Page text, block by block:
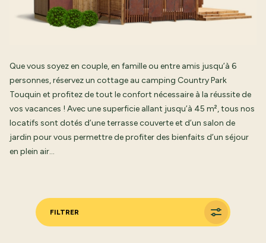
Que vous soyez en couple, en famille ou entre amis jusqu’à 6
personnes, réservez un cottage au camping Country Park
Touquin et profitez de tout le confort nécessaire à la réussite de
vos vacances ! Avec une superficie allant jusqu’à 45 m², tous nos
locatifs sont dotés d’une terrasse couverte et d’un salon de
jardin pour vous permettre de profiter des bienfaits d’un séjour
en plein air…
FILTRER